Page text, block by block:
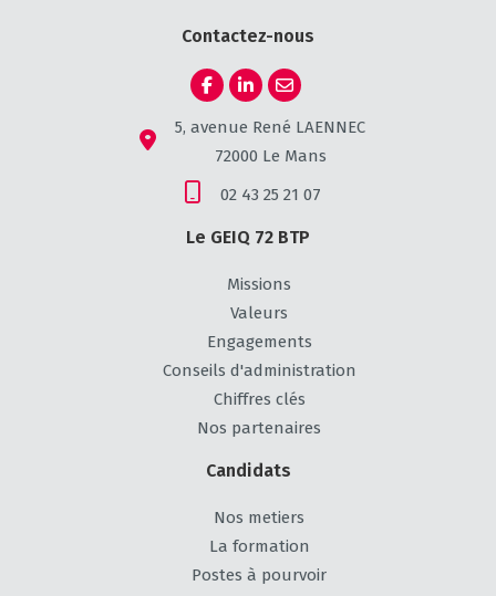
représente entre 15 et 25% de la totalité du temps de travail et
organisme agréé ou par l'entreprise si elle possède un service
Contactez-nous
5, avenue René LAENNEC
72000 Le Mans
02 43 25 21 07
Le GEIQ 72 BTP
Missions
Valeurs
Engagements
Conseils d'administration
Chiffres clés
Nos partenaires
Candidats
Nos metiers
La formation
Postes à pourvoir